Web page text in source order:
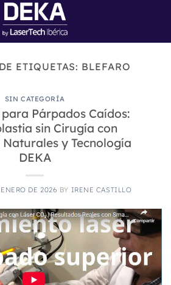
ETIQUETAS: BLEFARO
SIN CATEGORÍA
para Párpados Caídos:
sin Cirugía con
Naturales y Tecnología
DEKA
DE 2026 BY IRENE CASTILLO